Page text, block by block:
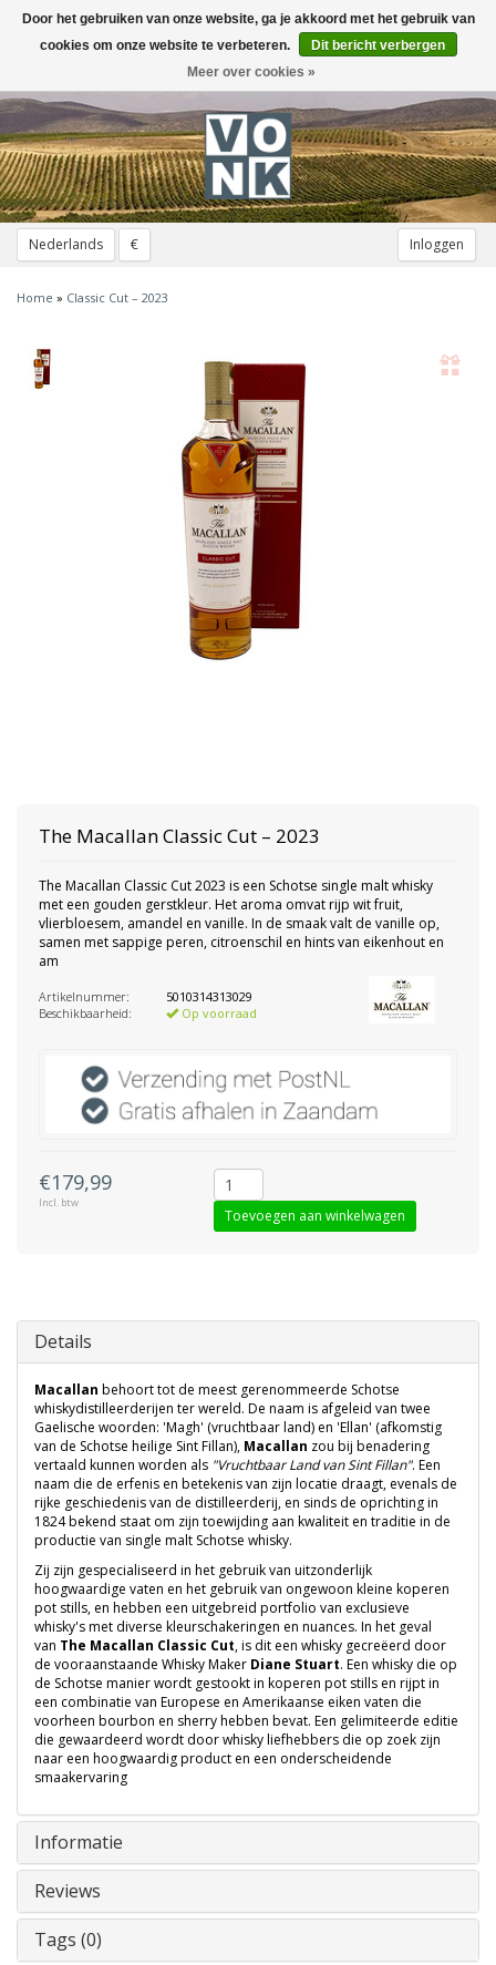
Nederlands € Inloggen
Toggle
navigation
Home » Classic Cut – 2023
The MacallanClassic Cut – 2023
The Macallan Classic Cut 2023 is een Schotse single malt whisky
met een gouden gerstkleur. Het aroma omvat rijp wit fruit,
vlierbloesem, amandel en vanille. In de smaak valt de vanille op,
samen met sappige peren, citroenschil en hints van eikenhout en
am
Artikelnummer:
5010314313029
Beschikbaarheid:
Op voorraad
€179,99
Incl. btw
Toevoegen aan winkelwagen
Details
Macallan behoort tot de meest gerenommeerde Schotse
whiskydistilleerderijen ter wereld. De naam is afgeleid van twee
Gaelische woorden: 'Magh' (vruchtbaar land) en 'Ellan' (afkomstig
van de Schotse heilige Sint Fillan), Macallan zou bij benadering
vertaald kunnen worden als "Vruchtbaar Land van Sint Fillan". Een
naam die de erfenis en betekenis van zijn locatie draagt, evenals de
rijke geschiedenis van de distilleerderij, en sinds de oprichting in
1824 bekend staat om zijn toewijding aan kwaliteit en traditie in de
productie van single malt Schotse whisky.
Zij zijn gespecialiseerd in het gebruik van uitzonderlijk
hoogwaardige vaten en het gebruik van ongewoon kleine koperen
pot stills, en hebben een uitgebreid portfolio van exclusieve
whisky's met diverse kleurschakeringen en nuances. In het geval
van The Macallan Classic Cut, is dit een whisky gecreëerd door
de vooraanstaande Whisky Maker Diane Stuart. Een whisky die op
de Schotse manier wordt gestookt in koperen pot stills en rijpt in
een combinatie van Europese en Amerikaanse eiken vaten die
voorheen bourbon en sherry hebben bevat. Een gelimiteerde editie
die gewaardeerd wordt door whisky liefhebbers die op zoek zijn
naar een hoogwaardig product en een onderscheidende
smaakervaring
Informatie
Reviews
Tags (0)
Door het gebruiken van onze website, ga je akkoord met het gebruik van
cookies om onze website te verbeteren.
Dit bericht verbergen
Meer over cookies »